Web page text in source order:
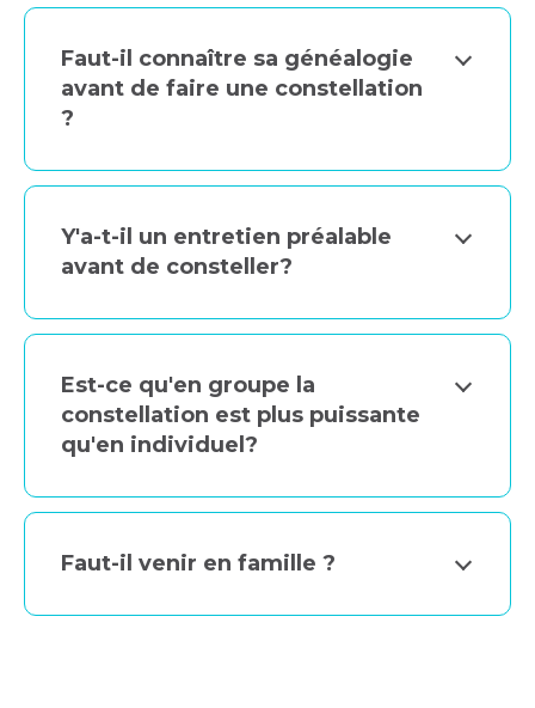
Faut-il connaître sa généalogie
avant de faire une constellation
?
Y'a-t-il un entretien préalable
avant de consteller?
Est-ce qu'en groupe la
constellation est plus puissante
qu'en individuel?
Faut-il venir en famille ?